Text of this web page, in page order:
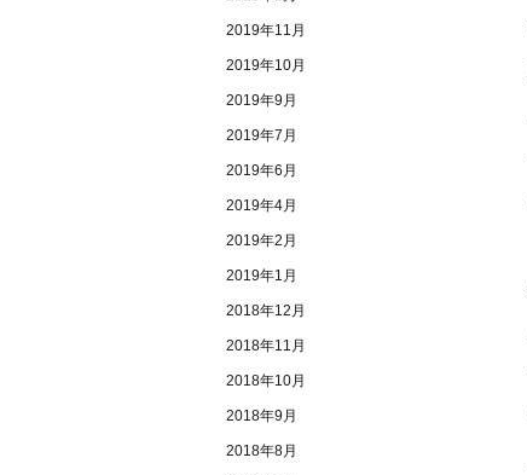
2019年11月
2019年10月
2019年9月
2019年7月
2019年6月
2019年4月
2019年2月
2019年1月
2018年12月
2018年11月
2018年10月
2018年9月
2018年8月